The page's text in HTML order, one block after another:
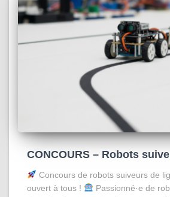
CONCOURS – Robots
Concours de robots suiveurs de
ouvert à tous !
Passionné·e de